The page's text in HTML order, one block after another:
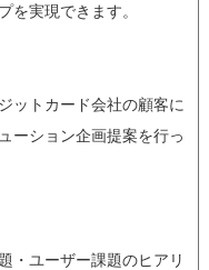
を実現できます。
ットカード会社の顧客に
ーション企画提案を行っ
・ユーザー課題のヒアリ